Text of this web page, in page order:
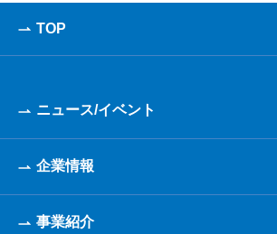
TOP
ニュース/イベント
企業情報
事業紹介